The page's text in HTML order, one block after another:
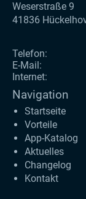
Weserstraße 9
41836
Telefon:
E-Mail:
Internet:
Navigation
Startseite
Vorteile
App-Katalog
Aktuelles
Changelog
Kontakt